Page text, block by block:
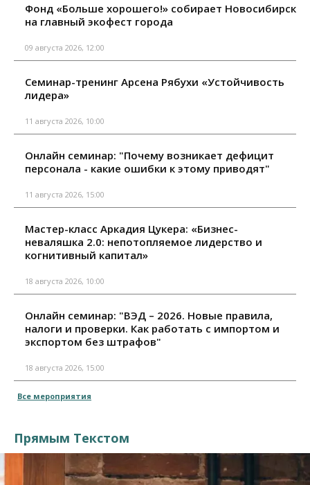
Фонд «Больше хорошего!» собирает Новосибирск
на главный экофест города
09 августа 2026, 12:00
Семинар-тренинг Арсена Рябухи «Устойчивость
лидера»
11 августа 2026, 10:00
Онлайн семинар: "Почему возникает дефицит
персонала - какие ошибки к этому приводят"
11 августа 2026, 15:00
Мастер-класс Аркадия Цукера: «Бизнес-
неваляшка 2.0: непотопляемое лидерство и
когнитивный капитал»
18 августа 2026, 10:00
Онлайн семинар: "ВЭД – 2026. Новые правила,
налоги и проверки. Как работать с импортом и
экспортом без штрафов"
18 августа 2026, 15:00
Все мероприятия
Прямым Текстом